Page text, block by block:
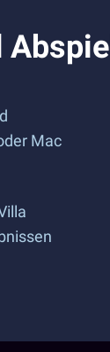
Mac